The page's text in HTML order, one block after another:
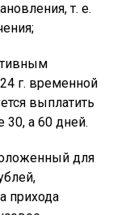
т. е.
г. временной
выплатить
а 60 дней.
для
прихода